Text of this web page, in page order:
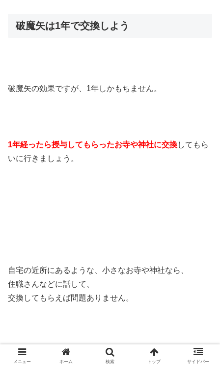
破魔矢は1年で交換しよう
破魔矢の効果ですが、1年しかもちません。
1年経ったら授与してもらったお寺や神社に交換してもら
いに行きましょう。
自宅の近所にあるような、小さなお寺や神社なら、
住職さんなどに話して、
交換してもらえば問題ありません。
メニュー ホーム 検索 トップ サイドバー